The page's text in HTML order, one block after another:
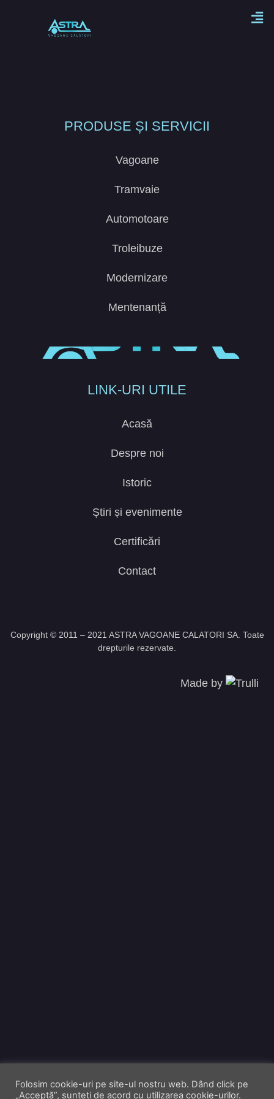
PRODUSE ȘI SERVICII
Vagoane
Tramvaie
Automotoare
Troleibuze
Modernizare
Mentenanță
LINK-URI UTILE
Acasă
Despre noi
Istoric
Știri și evenimente
Certificări
Contact
Copyright © 2011 – 2021 ASTRA VAGOANE CALATORI SA. Toate
drepturile rezervate.
Made by
Folosim cookie-uri pe site-ul nostru web. Dând click pe
„Acceptă”, sunteți de acord cu utilizarea cookie-urilor.